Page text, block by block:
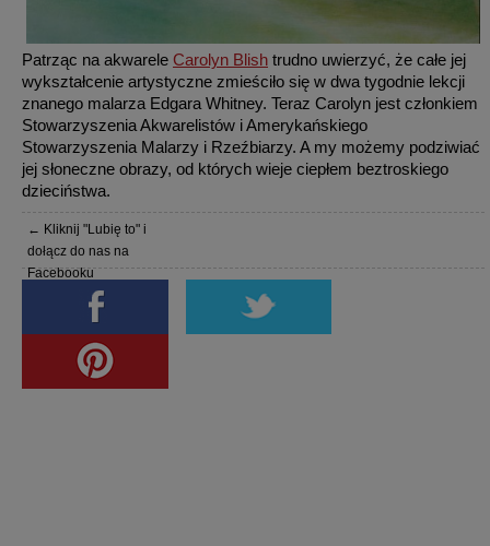
Patrząc na akwarele Carolyn Blish trudno uwierzyć, że całe jej
wykształcenie artystyczne zmieściło się w dwa tygodnie lekcji
znanego malarza Edgara Whitney. Teraz Carolyn jest członkiem
Stowarzyszenia Akwarelistów i Amerykańskiego
Stowarzyszenia Malarzy i Rzeźbiarzy. A my możemy podziwiać
jej słoneczne obrazy, od których wieje ciepłem beztroskiego
dzieciństwa.
← Kliknij "Lubię to" i
dołącz do nas na
Facebooku